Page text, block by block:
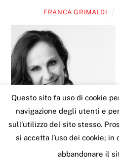
FRANCA GRIMALDI
Questo sito fa uso di cookie
navigazione degli utenti e
sull’utilizzo del sito stesso.
si accetta l’uso dei cookie;
abbandonare il